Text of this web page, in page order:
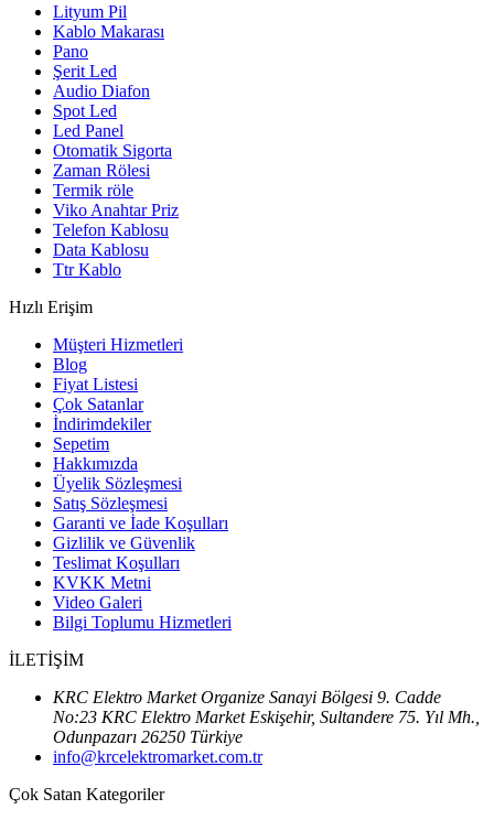
Lityum Pil
Kablo Makarası
Pano
Şerit Led
Audio Diafon
Spot Led
Led Panel
Otomatik Sigorta
Zaman Rölesi
Termik röle
Viko Anahtar Priz
Telefon Kablosu
Data Kablosu
Ttr Kablo
Hızlı Erişim
Müşteri Hizmetleri
Blog
Fiyat Listesi
Çok Satanlar
İndirimdekiler
Sepetim
Hakkımızda
Üyelik Sözleşmesi
Satış Sözleşmesi
Garanti ve İade Koşulları
Gizlilik ve Güvenlik
Teslimat Koşulları
KVKK Metni
Video Galeri
Bilgi Toplumu Hizmetleri
İLETİŞİM
KRC Elektro Market Organize Sanayi Bölgesi 9. Cadde
No:23 KRC Elektro Market Eskişehir, Sultandere 75. Yıl Mh.,
Odunpazarı 26250 Türkiye
info@krcelektromarket.com.tr
Çok Satan Kategoriler